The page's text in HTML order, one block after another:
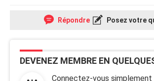
Répondre Posez votre
DEVENEZ MEMBRE EN
Connectez-vous simplement